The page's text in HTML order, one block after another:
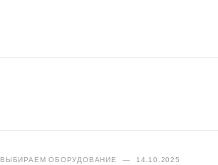
ВЫБИРАЕМ ОБОРУДОВАНИЕ — 14.10.2025